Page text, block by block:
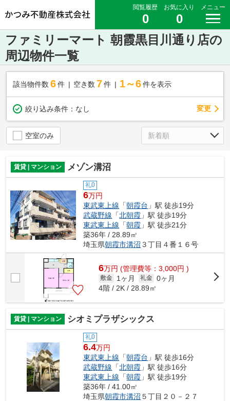
閲覧履歴
0
お気に入り
0
メニュー
ファミリーマート 朝霞黒目川通り店の
周辺物件一覧
該当物件数 6件 空き数 7 件 1～6 件を表示
絞り込み条件： なし 変更
空室のみ
賃貸 | マンション メゾン溝沼
礼0
6万円
東武東上線 「朝霞台 」駅 徒歩19分
武蔵野線 「北朝霞 」駅 徒歩19分
東武東上線 「朝霞 」駅 徒歩21分
築36年 / 28.89㎡
埼玉県朝霞市溝沼 ３丁目４番１６号
6万円 (管理費等：3,000円 )
敷金 1ヶ月 礼金 0ヶ月
4階 / 2K / 28.89㎡
賃貸 | マンション シオミプラザシックス
礼0
6.4万円
東武東上線 「朝霞台 」駅 徒歩16分
武蔵野線 「北朝霞 」駅 徒歩16分
東武東上線 「朝霞 」駅 徒歩19分
築36年 / 41.00㎡
埼玉県朝霞市溝沼 ５丁目２０－２７